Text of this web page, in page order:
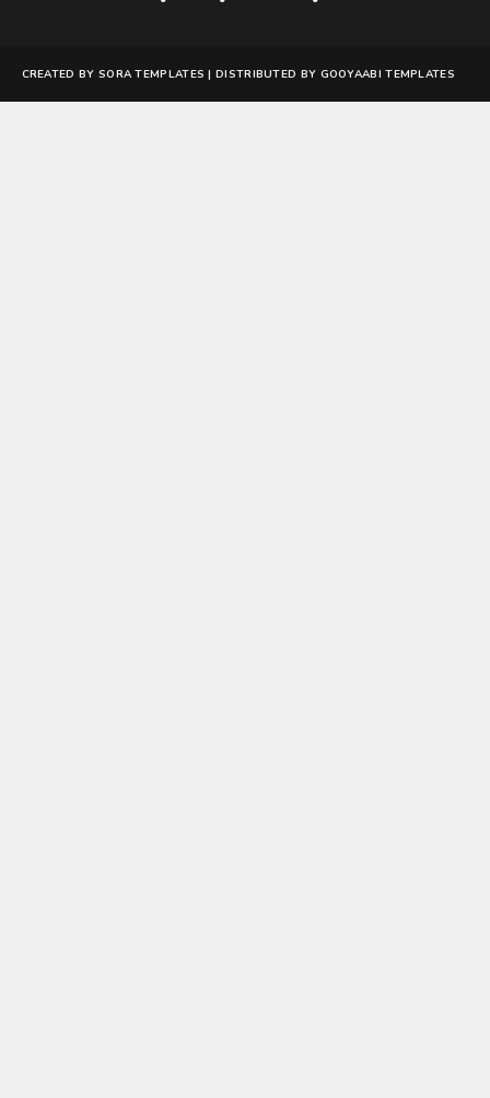
CREATED BY SORA TEMPLATES | DISTRIBUTED BY GOOYAABI TEMPLATES